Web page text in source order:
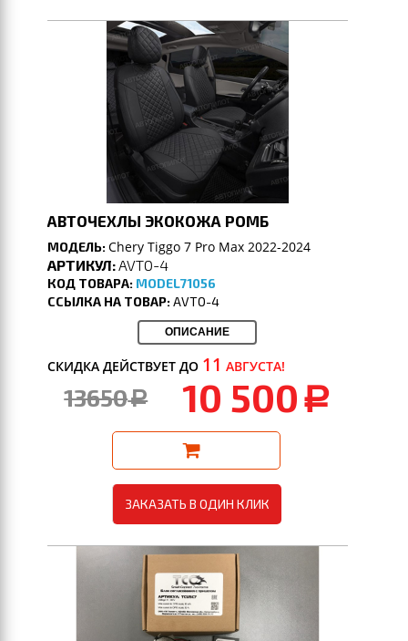
АВТОЧЕХЛЫ ЭКОКОЖА РОМБ
МОДЕЛЬ:Chery Tiggo 7 Pro Max 2022-2024
АРТИКУЛ:AVTO-4
КОД ТОВАРА: MODEL71056
ССЫЛКА НА ТОВАР:AVTO-4
ОПИСАНИЕ
СКИДКА ДЕЙСТВУЕТ ДО 11 АВГУСТА!
13650a 10 500 a
ЗАКАЗАТЬ В ОДИН КЛИК